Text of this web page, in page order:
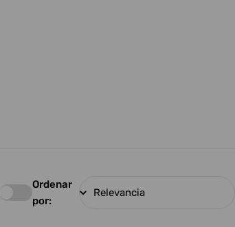
Ordenar
por: